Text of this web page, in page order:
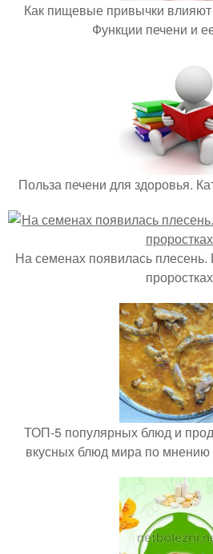
Как пищевые привычки влияют
Функции печени и
Польза печени для здоровья.
На семенах появилась
проростках
ТОП-5 популярных блюд и
вкусных блюд мира по